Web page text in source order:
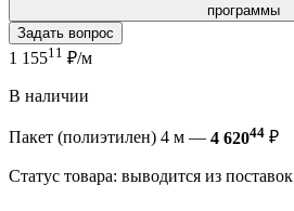
программы
Задать вопрос
1 15511 ₽/м
В наличии
Пакет (полиэтилен) 4 м — 4 62044 ₽
Статус товара: выводится из поставок